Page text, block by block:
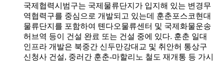
국제협력시범구는 국제물류단지가 입지해 있는 변경무
역협력구를 중심으로 개발되고 있는데 훈춘포스코현대
물류단지를 포함하여 톈다오물류센터 및 국제화물운송
허브역 등이 건설 완료 또는 건설 중에 있다. 훈춘 일대
인프라 개발은 북중간 신두만강대교 및 취안허 통상구
신청사 건설, 중러간 훈춘-마할리노 철도 재개통 등 가시